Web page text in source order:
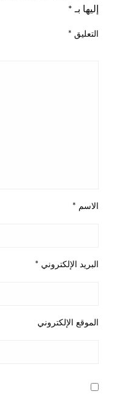
إليها بـ *
التعليق *
الاسم *
البريد الإلكتروني *
الموقع الإلكتروني